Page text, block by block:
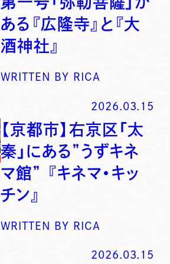
ある『広隆寺』と『大
酒神社』
WRITTEN BY RICA
2026.03.15
【京都市】右京区「太
秦」にある”うずキネ
マ館” 『キネマ・キッ
チン』
WRITTEN BY RICA
2026.03.15